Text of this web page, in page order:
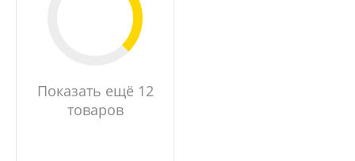
Показать ещё 12
товаров